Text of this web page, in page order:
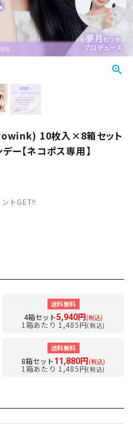
10枚入×8箱セット
ー【ネコポス専用】
トGET!!
送料無料
4箱セット5,940円 (税込)
1箱あたり 1,485円(税込)
送料無料
8箱セット11,880円 (税込)
1箱あたり 1,485円(税込)